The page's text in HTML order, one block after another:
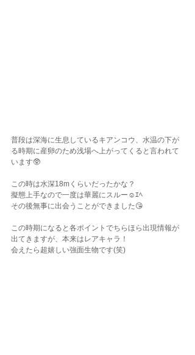
普段は深海に生息しているキアンコウ、水温の下が
る時期に産卵のため浅場へ上がってくると言われて
います🥸
この時は水深18mくらいだったかな？
擬態上手なので一度は華麗にスルー☺️ｴﾍ
その後無事に出会うことができました😘
この時期になると各ポイントでちらほら出現情報が
出てきますが、本来はレアキャラ！
会えたら超嬉しい強面生物です(笑)